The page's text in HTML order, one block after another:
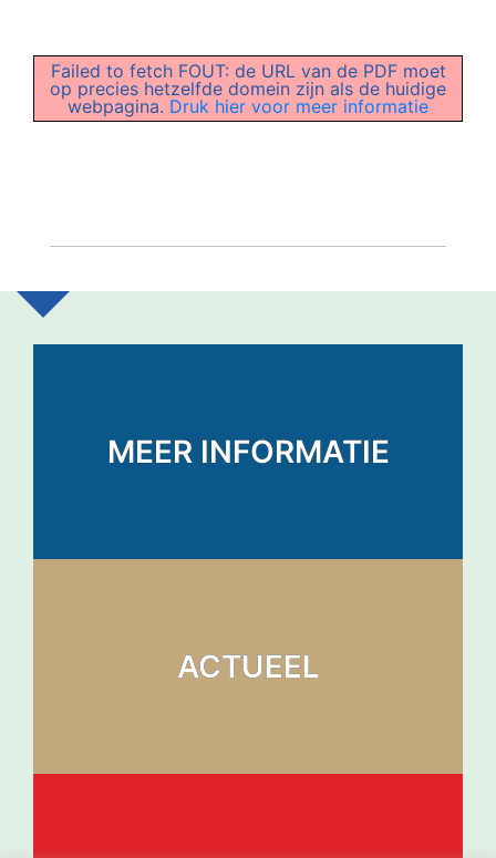
Failed to fetch FOUT: de URL van de PDF moet
op precies hetzelfde domein zijn als de huidige
webpagina. Druk hier voor meer informatie
MEER INFORMATIE
ACTUEEL